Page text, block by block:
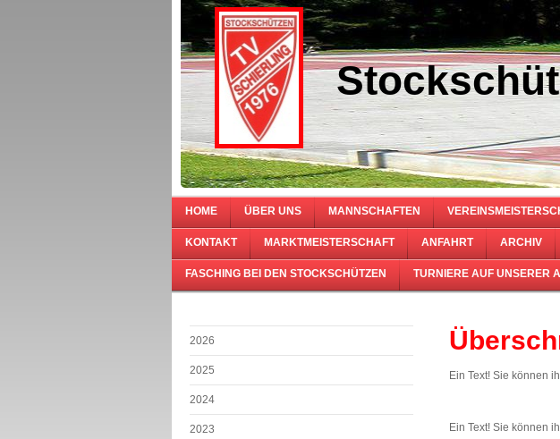
HOME ÜBER UNS MANNSCHAFTEN
KONTAKT MARKTMEISTERSCHAFT ANFAHRT ARCHIV
FASCHING BEI DEN STOCKSCHÜTZEN TURNIERE AUF UNSERER
2026
2025
2024
2023
Ein Text! Sie können
Ein Text! Sie können